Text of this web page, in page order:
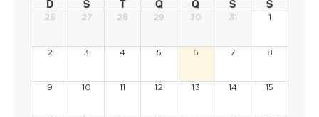
D S T Q Q S S
26 27 28 29 30 31 1
2 3 4 5 6 7 8
9 10 11 12 13 14 15